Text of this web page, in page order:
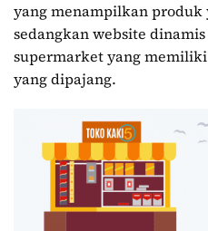
yang menampilkan produk
sedangkan website
supermarket yang
yang dipajang.